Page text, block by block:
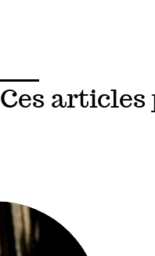
Ces articles